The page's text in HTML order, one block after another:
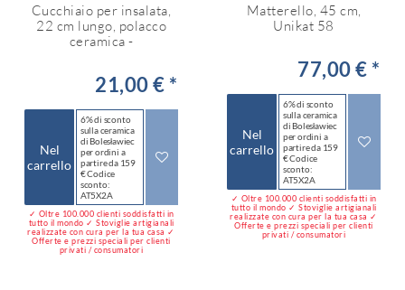
Cucchiaio per insalata,
22 cm lungo, polacco
ceramica -
21,00 € *
Nel
carrello
6% di sconto
sulla ceramica
di Bolesławiec
per ordini a
partire da 159
€ Codice
sconto:
AT5X2A
✓ Oltre 100.000 clienti soddisfatti in
tutto il mondo ✓ Stoviglie artigianali
realizzate con cura per la tua casa ✓
Offerte e prezzi speciali per clienti
privati / consumatori
Matterello, 45 cm,
Unikat 58
77,00 € *
Nel
carrello
6% di sconto
sulla ceramica
di Bolesławiec
per ordini a
partire da 159
€ Codice
sconto:
AT5X2A
✓ Oltre 100.000 clienti soddisfatti in
tutto il mondo ✓ Stoviglie artigianali
realizzate con cura per la tua casa ✓
Offerte e prezzi speciali per clienti
privati / consumatori